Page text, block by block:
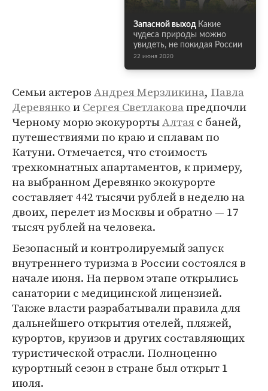
Запасной выход Какие
чудеса природы можно
увидеть, не покидая России
22 июня 2020
Семьи актеровАндрея Мерзликина, Павла
ДеревянкоиСергея Светлаковапредпочли
Черному морю экокурортыАлтая с баней,
путешествиями по краю и сплавам по
Катуни. Отмечается, что стоимость
трехкомнатных апартаментов, к примеру,
на выбранном Деревянко экокурорте
составляет 442 тысячи рублей в неделю на
двоих, перелет из Москвы и обратно — 17
тысяч рублей на человека.
Безопасный и контролируемый запуск
внутреннего туризма в России состоялся в
начале июня. На первом этапе открылись
санатории с медицинской лицензией.
Также власти разрабатывали правила для
дальнейшего открытия отелей, пляжей,
курортов, круизов и других составляющих
туристической отрасли. Полноценно
курортный сезон в стране был открыт 1
июля.